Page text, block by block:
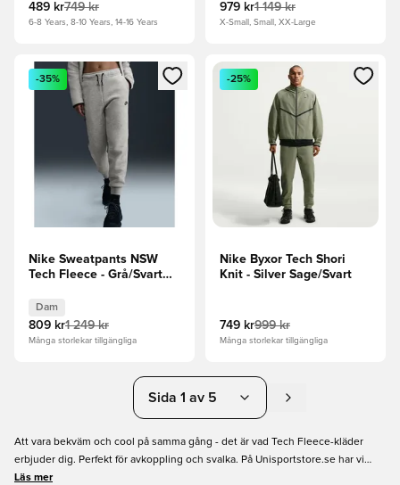
489 kr749 kr
6-8 Years, 8-10 Years, 14-16 Years
979 kr1 149 kr
X-Small, Small, XX-Large
Öppnar en Modal för att logga in eller registrera dig som
-35%
Nike Sweatpants NSW
Tech Fleece - Grå/Svart
Dam
809 kr1 249 kr
Många storlekar tillgängliga
Öppnar en Modal för att
-25%
Nike Byxor Tech Shori
Knit - Silver Sage/Svart
749 kr999 kr
Många storlekar tillgängliga
Sida 1 av 5
Att vara bekväm och cool på samma gång - det är vad Tech Fleece-kläder
erbjuder dig. Perfekt för avkoppling och svalka. På Unisportstore.se har vi
många olika märken och färger tillgängliga. Oavsett om du letar efter svart
Läs mer